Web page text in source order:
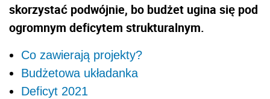
skorzystać podwójnie, bo budżet ugina się pod
ogromnym deficytem strukturalnym.
Co zawierają projekty?
Budżetowa układanka
Deficyt 2021